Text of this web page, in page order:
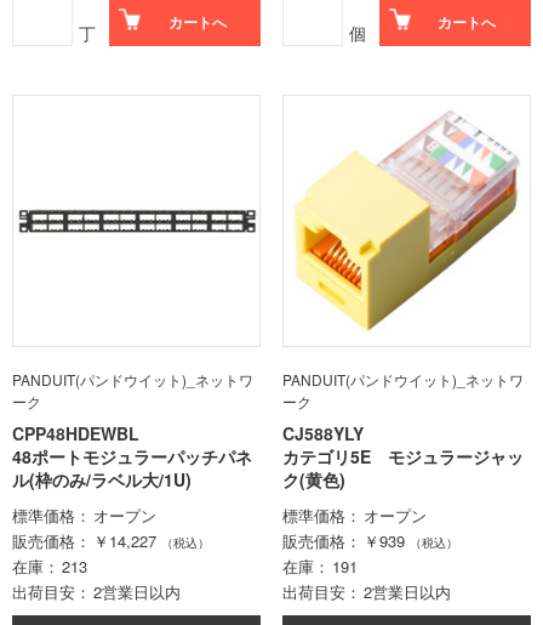
丁 カートへ 個 カートへ
PANDUIT(パンドウイット)_ネットワ
ーク
CPP48HDEWBL
48ポートモジュラーパッチパネ
ル(枠のみ/ラベル大/1U)
標準価格
オープン
販売価格
￥14,227 （税込）
在庫
213
出荷目安
2営業日以内
PANDUIT(パンドウイット)_ネットワ
ーク
CJ588YLY
カテゴリ5E モジュラージャッ
ク(黄色)
標準価格
オープン
販売価格
￥939 （税込）
在庫
191
出荷目安
2営業日以内